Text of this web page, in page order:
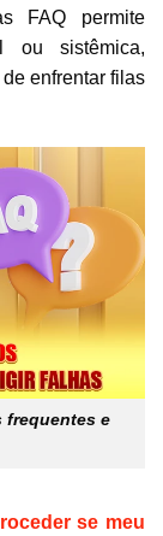
FAQ permite
ou sistêmica,
enfrentar filas
frequentes e
se meu